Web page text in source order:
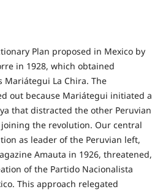
Plan proposed in Mexico by
in 1928, which obtained
Mariátegui La Chira. The
out because Mariátegui initiated a
that distracted the other Peruvian
the revolution. Our central
as leader of the Peruvian left,
Amauta in 1926, threatened,
of the Partido Nacionalista
This approach relegated